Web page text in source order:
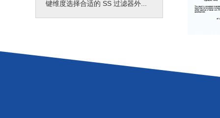
键维度选择合适的 SS 过滤器外...